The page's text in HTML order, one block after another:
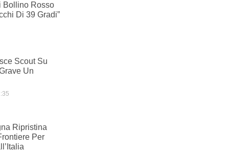
Bollino Rosso
Di 39 Gradi”
Scout Su
Un
Ripristina
Per